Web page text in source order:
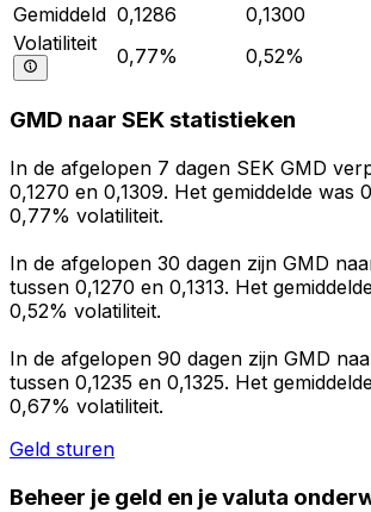
Gemiddeld 0,1286 0,1300
Volatiliteit
0,77% 0,52%
GMD naar SEK statistieken
In de afgelopen 7 dagen SEK GMD
0,1270 en 0,1309. Het gemiddelde was
0,77% volatiliteit.
In de afgelopen 30 dagen zijn GMD
tussen 0,1270 en 0,1313. Het
0,52% volatiliteit.
In de afgelopen 90 dagen zijn GMD
tussen 0,1235 en 0,1325. Het
0,67% volatiliteit.
Geld sturen
Beheer je geld en je valuta